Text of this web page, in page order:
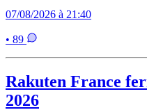
07/08/2026 à 21:40
• 89
Rakuten France
2026